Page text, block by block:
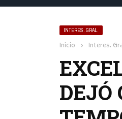
INTERES. GRAL.
Inicio › Interes.
DEJÓ